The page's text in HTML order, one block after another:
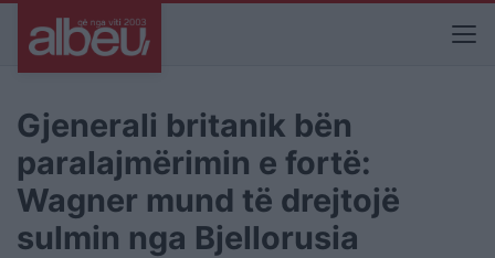
Gjenerali britanik bën
paralajmërimin e fortë:
Wagner mund të drejtojë
sulmin nga Bjellorusia